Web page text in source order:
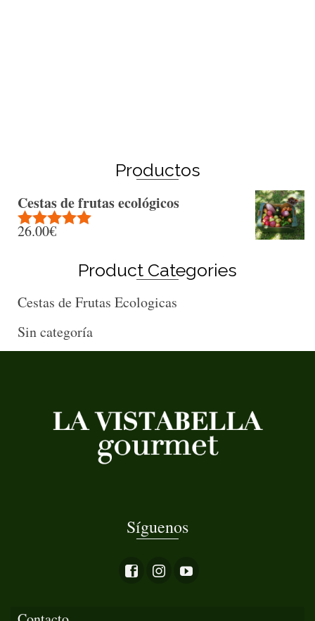
Productos
Cestas de frutas ecológicos
Rated5.00
26.00€
Product Categories
Cestas de Frutas Ecologicas
Sin categoría
Síguenos